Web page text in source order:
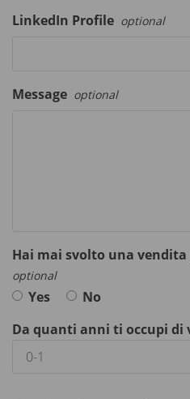
LinkedIn Profile optional
Message optional
Hai mai svolto una
optional
Yes
No
Da quanti anni ti occupi di